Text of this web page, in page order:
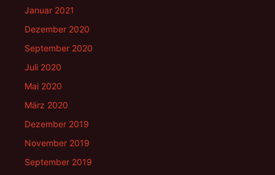
Januar 2021
Dezember 2020
September 2020
Juli 2020
Mai 2020
März 2020
Dezember 2019
November 2019
September 2019